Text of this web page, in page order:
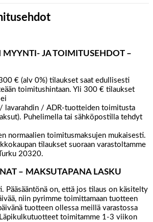
JA TOIMITUSEHDOT –
€ (alv 0%) tilaukset saat edullisesti
toimitushintaan. Yli 300 € tilaukset
lavarahdin / ADR-tuotteiden toimitusta
Puhelimella tai sähköpostilla tehdyt
normaalien toimitusmaksujen mukaisesti.
tilaukset suoraan varastoltamme
20320.
– MAKSUTAPANA LASKU
Pääsääntönä on, että jos tilaus on käsitelty
niin pyrimme toimittamaan tuotteen
tuotteen ollessa meillä varastossa
toimitamme 1-3 viikon